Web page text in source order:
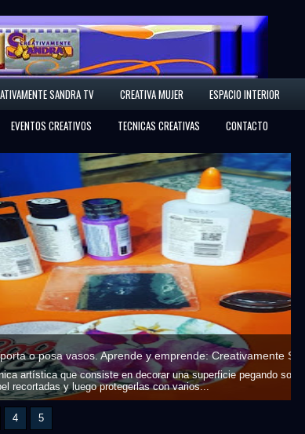
SandraSANDRA TV CREATIVA MUJER ESPACIO INTERIOR
EVENTOS CREATIVOS TECNICAS CREATIVAS CONTACTO
Dumit Antoun.(DDA)
Dumit Antoun y...
4
5